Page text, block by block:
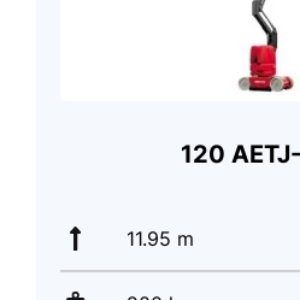
120
11.95 m